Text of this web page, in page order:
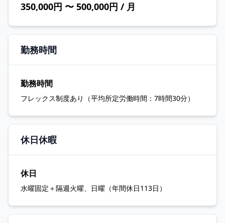
350,000円 〜 500,000円 / 月
勤務時間
勤務時間
フレックス制度あり（平均所定労働時間：7時間30分）
休日休暇
休日
水曜固定＋隔週火曜、日曜（年間休日113日）